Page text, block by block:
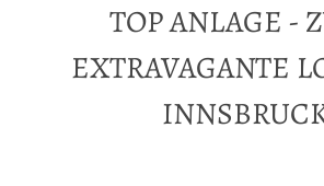
TOP ANLAGE -
EXTRAVAGANTE